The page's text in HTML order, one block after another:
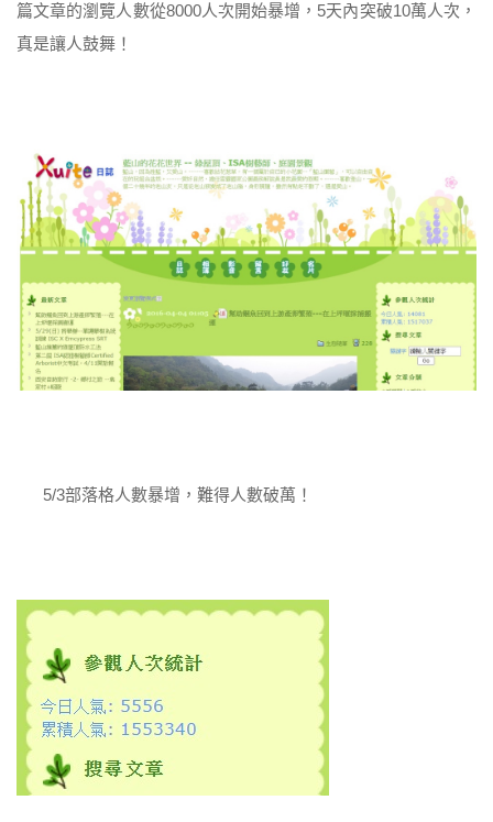
篇文章的瀏覽人數從8000人次開始暴增，5天內突破10萬人次，
真是讓人鼓舞！
5/3部落格人數暴增，難得人數破萬！